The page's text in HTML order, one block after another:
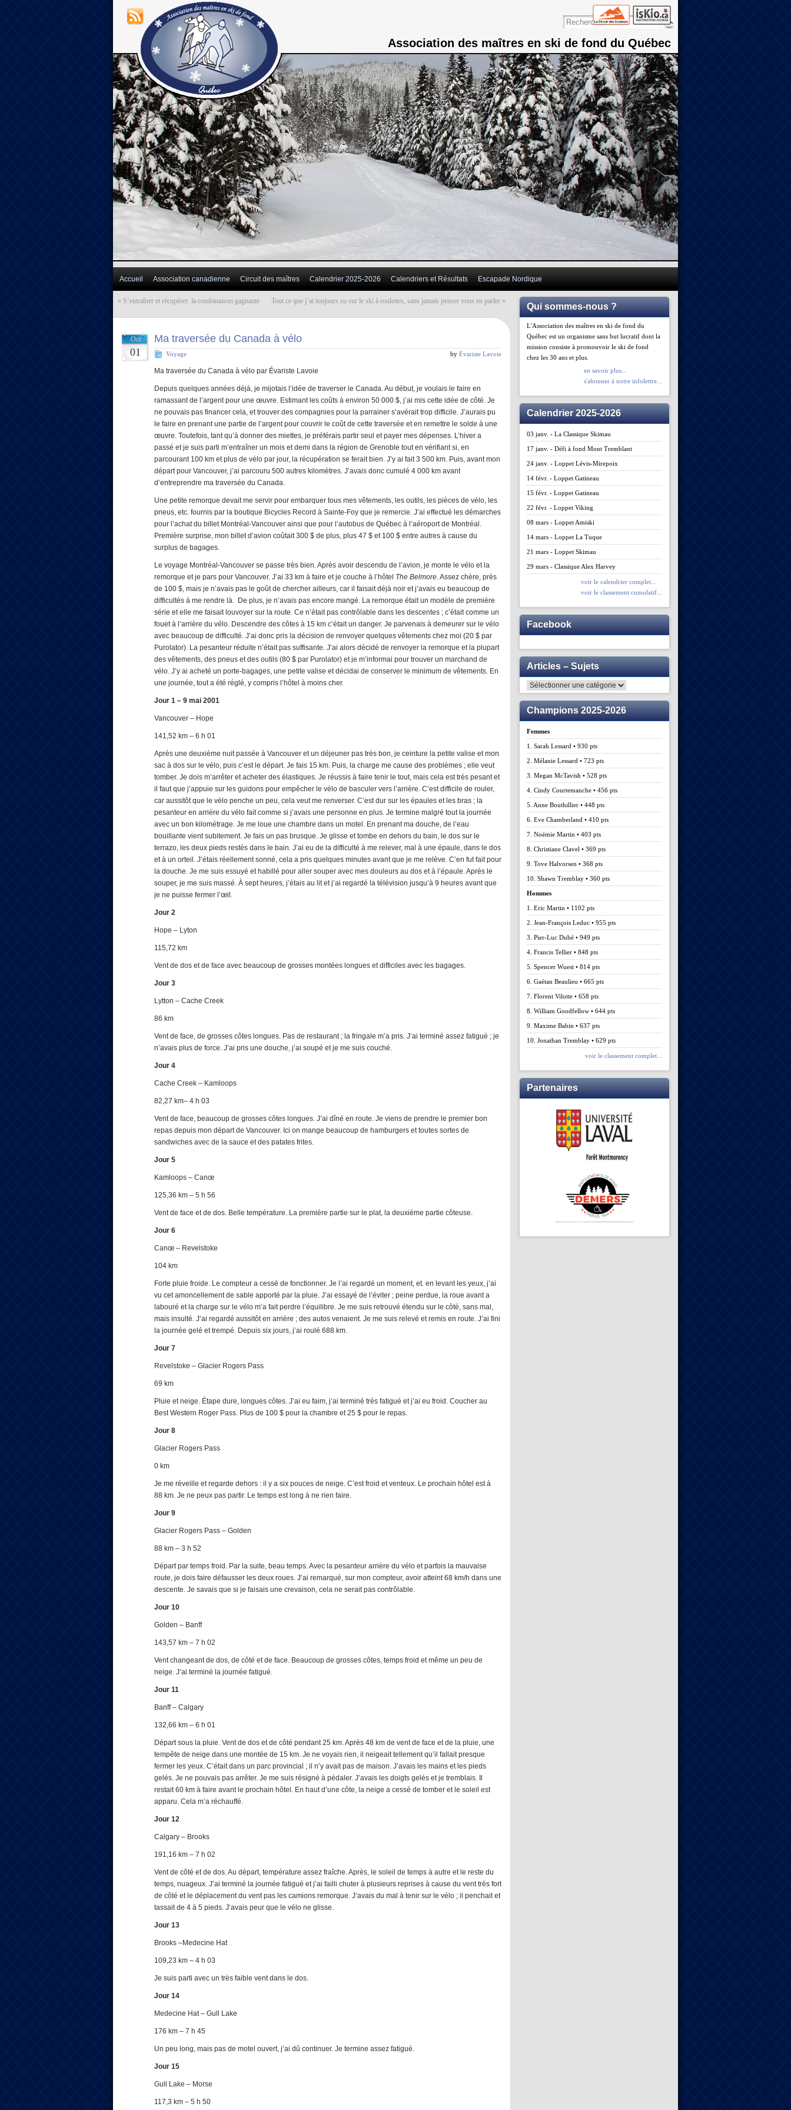
Association des maîtres en ski de fond du Québec
Accueil Association canadienne Circuit des maîtres Calendrier 2025-2026 Calendriers et Résultats Escapade Nordique
« S’entraîner et récupérer: la combinaison gagnante Tout ce que j’ai toujours su sur le ski à roulettes, sans jamais penser vous en parler »
Oct
01
Ma traversée du Canada à vélo
Voyage by Evariste Lavoie
Ma traversée du Canada à vélo par Évariste Lavoie
Depuis quelques années déjà, je mijotais l’idée de traverser le Canada. Au début, je voulais le faire en
ramassant de l’argent pour une œuvre. Estimant les coûts à environ 50 000 $, j’ai mis cette idée de côté. Je
ne pouvais pas financer cela, et trouver des compagnies pour la parrainer s’avérait trop difficile. J’aurais pu
le faire en prenant une partie de l’argent pour couvrir le coût de cette traversée et en remettre le solde à une
œuvre. Toutefois, tant qu’à donner des miettes, je préférais partir seul et payer mes dépenses. L’hiver a
passé et je suis parti m’entraîner un mois et demi dans la région de Grenoble tout en vérifiant si, en
parcourant 100 km et plus de vélo par jour, la récupération se ferait bien. J’y ai fait 3 500 km. Puis, avant mon
départ pour Vancouver, j’ai parcouru 500 autres kilomètres. J’avais donc cumulé 4 000 km avant
d’entreprendre ma traversée du Canada.
Une petite remorque devait me servir pour embarquer tous mes vêtements, les outils, les pièces de vélo, les
pneus, etc. fournis par la boutique Bicycles Record à Sainte-Foy que je remercie. J’ai effectué les démarches
pour l’achat du billet Montréal‑Vancouver ainsi que pour l’autobus de Québec à l’aéroport de Montréal.
Première surprise, mon billet d’avion coûtait 300 $ de plus, plus 47 $ et 100 $ entre autres à cause du
surplus de bagages.
Le voyage Montréal‑Vancouver se passe très bien. Après avoir descendu de l’avion, je monte le vélo et la
remorque et je pars pour Vancouver. J’ai 33 km à faire et je couche à l’hôtel The Belmore. Assez chère, près
de 100 $, mais je n’avais pas le goût de chercher ailleurs, car il faisait déjà noir et j’avais eu beaucoup de
difficultés à me rendre là. De plus, je n’avais pas encore mangé. La remorque était un modèle de première
série et elle me faisait louvoyer sur la route. Ce n’était pas contrôlable dans les descentes ; c’était comme un
fouet à l’arrière du vélo. Descendre des côtes à 15 km c’était un danger. Je parvenais à demeurer sur le vélo
avec beaucoup de difficulté. J’ai donc pris la décision de renvoyer quelques vêtements chez moi (20 $ par
Purolator). La pesanteur réduite n’était pas suffisante. J’ai alors décidé de renvoyer la remorque et la plupart
des vêtements, des pneus et des outils (80 $ par Purolator) et je m’informai pour trouver un marchand de
vélo. J’y ai acheté un porte-bagages, une petite valise et décidai de conserver le minimum de vêtements. En
une journée, tout a été réglé, y compris l’hôtel à moins cher.
Jour 1 – 9 mai 2001
Vancouver – Hope
141,52 km – 6 h 01
Après une deuxième nuit passée à Vancouver et un déjeuner pas très bon, je ceinture la petite valise et mon
sac à dos sur le vélo, puis c’est le départ. Je fais 15 km. Puis, la charge me cause des problèmes ; elle veut
tomber. Je dois m’arrêter et acheter des élastiques. Je réussis à faire tenir le tout, mais cela est très pesant et
il faut que j’appuie sur les guidons pour empêcher le vélo de basculer vers l’arrière. C’est difficile de rouler,
car aussitôt que le vélo penche un peu, cela veut me renverser. C’est dur sur les épaules et les bras ; la
pesanteur en arrière du vélo fait comme si j’avais une personne en plus. Je termine malgré tout la journée
avec un bon kilométrage. Je me loue une chambre dans un motel. En prenant ma douche, de l’eau
bouillante vient subitement. Je fais un pas brusque. Je glisse et tombe en dehors du bain, le dos sur le
terrazo, les deux pieds restés dans le bain. J’ai eu de la difficulté à me relever, mal à une épaule, dans le dos
et à un orteil. J’étais réellement sonné, cela a pris quelques minutes avant que je me relève. C’en fut fait pour
la douche. Je me suis essuyé et habillé pour aller souper avec mes douleurs au dos et à l’épaule. Après le
souper, je me suis massé. À sept heures, j’étais au lit et j’ai regardé la télévision jusqu’à 9 heures avant que
je ne puisse fermer l’œil.
Jour 2
Hope – Lyton
115,72 km
Vent de dos et de face avec beaucoup de grosses montées longues et difficiles avec les bagages.
Jour 3
Lytton – Cache Creek
86 km
Vent de face, de grosses côtes longues. Pas de restaurant ; la fringale m’a pris. J’ai terminé assez fatigué ; je
n’avais plus de force. J’ai pris une douche, j’ai soupé et je me suis couché.
Jour 4
Cache Creek – Kamloops
82,27 km– 4 h 03
Vent de face, beaucoup de grosses côtes longues. J’ai dîné en route. Je viens de prendre le premier bon
repas depuis mon départ de Vancouver. Ici on mange beaucoup de hamburgers et toutes sortes de
sandwiches avec de la sauce et des patates frites.
Jour 5
Kamloops – Canœ
125,36 km – 5 h 56
Vent de face et de dos. Belle température. La première partie sur le plat, la deuxième partie côteuse.
Jour 6
Canœ – Revelstoke
104 km
Forte pluie froide. Le compteur a cessé de fonctionner. Je l’ai regardé un moment, et. en levant les yeux, j’ai
vu cet amoncellement de sable apporté par la pluie. J’ai essayé de l’éviter ; peine perdue, la roue avant a
labouré et la charge sur le vélo m’a fait perdre l’équilibre. Je me suis retrouvé étendu sur le côté, sans mal,
mais insulté. J’ai regardé aussitôt en arrière ; des autos venaient. Je me suis relevé et remis en route. J’ai fini
la journée gelé et trempé. Depuis six jours, j’ai roulé 688 km.
Jour 7
Revelstoke – Glacier Rogers Pass
69 km
Pluie et neige. Étape dure, longues côtes. J’ai eu faim, j’ai terminé très fatigué et j’ai eu froid. Coucher au
Best Western Roger Pass. Plus de 100 $ pour la chambre et 25 $ pour le repas.
Jour 8
Glacier Rogers Pass
0 km
Je me réveille et regarde dehors : il y a six pouces de neige. C’est froid et venteux. Le prochain hôtel est à
88 km. Je ne peux pas partir. Le temps est long à ne rien faire.
Jour 9
Glacier Rogers Pass – Golden
88 km – 3 h 52
Départ par temps froid. Par la suite, beau temps. Avec la pesanteur arrière du vélo et parfois la mauvaise
route, je dois faire défausser les deux roues. J’ai remarqué, sur mon compteur, avoir atteint 68 km/h dans une
descente. Je savais que si je faisais une crevaison, cela ne serait pas contrôlable.
Jour 10
Golden – Banff
143,57 km – 7 h 02
Vent changeant de dos, de côté et de face. Beaucoup de grosses côtes, temps froid et même un peu de
neige. J’ai terminé la journée fatigué.
Jour 11
Banff – Calgary
132,66 km – 6 h 01
Départ sous la pluie. Vent de dos et de côté pendant 25 km. Après 48 km de vent de face et de la pluie, une
tempête de neige dans une montée de 15 km. Je ne voyais rien, il neigeait tellement qu’il fallait presque
fermer les yeux. C’était dans un parc provincial ; il n’y avait pas de maison. J’avais les mains et les pieds
gelés. Je ne pouvais pas arrêter. Je me suis résigné à pédaler. J’avais les doigts gelés et je tremblais. Il
restait 60 km à faire avant le prochain hôtel. En haut d’une côte, la neige a cessé de tomber et le soleil est
apparu. Cela m’a réchauffé.
Jour 12
Calgary – Brooks
191,16 km – 7 h 02
Vent de côté et de dos. Au départ, température assez fraîche. Après, le soleil de temps à autre et le reste du
temps, nuageux. J’ai terminé la journée fatigué et j’ai failli chuter à plusieurs reprises à cause du vent très fort
de côté et le déplacement du vent pas les camions remorque. J’avais du mal à tenir sur le vélo ; il penchait et
tassait de 4 à 5 pieds. J’avais peur que le vélo ne glisse.
Jour 13
Brooks –Medecine Hat
109,23 km – 4 h 03
Je suis parti avec un très faible vent dans le dos.
Jour 14
Medecine Hat – Gull Lake
176 km – 7 h 45
Un peu long, mais pas de motel ouvert, j’ai dû continuer. Je termine assez fatigué.
Jour 15
Gull Lake – Morse
117,3 km – 5 h 50
Qui sommes-nous ?
L'Association des maîtres en ski de fond du
Québec est un organisme sans but lucratif dont la
mission consiste à promouvoir le ski de fond
chez les 30 ans et plus.
en savoir plus...
s'abonner à notre infolettre...
Calendrier 2025-2026
03 janv. - La Classique Skimau
17 janv. - Défi à fond Mont Tremblant
24 janv. - Loppet Lévis-Mirepoix
14 févr. - Loppet Gatineau
15 févr. - Loppet Gatineau
22 févr. - Loppet Viking
08 mars - Loppet Amiski
14 mars - Loppet La Tuque
21 mars - Loppet Skimau
29 mars - Classique Alex Harvey
voir le calendrier complet...
voir le classement cumulatif...
Facebook
Articles – Sujets
Articles
–
Sujets
Champions 2025-2026
Femmes
1. Sarah Lessard • 930 pts
2. Mélanie Lessard • 723 pts
3. Megan McTavish • 528 pts
4. Cindy Courtemanche • 456 pts
5. Anne Bouthillier • 448 pts
6. Eve Chamberland • 410 pts
7. Noémie Martin • 403 pts
8. Christiane Clavel • 369 pts
9. Tove Halvorsen • 368 pts
10. Shawn Tremblay • 360 pts
Hommes
1. Eric Martin • 1102 pts
2. Jean-François Leduc • 955 pts
3. Pier-Luc Dubé • 949 pts
4. Francis Tellier • 848 pts
5. Spencer Wuest • 814 pts
6. Gaétan Beaulieu • 665 pts
7. Florent Vilotte • 658 pts
8. William Goodfellow • 644 pts
9. Maxime Babin • 637 pts
10. Jonathan Tremblay • 629 pts
voir le classement complet...
Partenaires